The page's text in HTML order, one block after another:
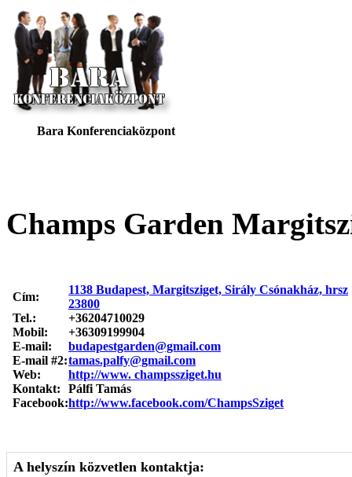
Bara Konferenciaközpont
Champs Garden
Cím:
1138 Budapest, Margitsziget, Sirály Csónakház, hrsz
23800
Tel.:
+36204710029
Mobil:
+36309199904
E-mail:
budapestgarden@gmail.com
E-mail #2:tamas.palfy@gmail.com
Web:
http://www. champssziget.hu
Kontakt:
Pálfi Tamás
Facebook:http://www.facebook.com/ChampsSziget
A helyszín közvetlen kontaktja: